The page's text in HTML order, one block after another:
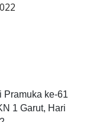
Pramuka ke-61
1 Garut, Hari